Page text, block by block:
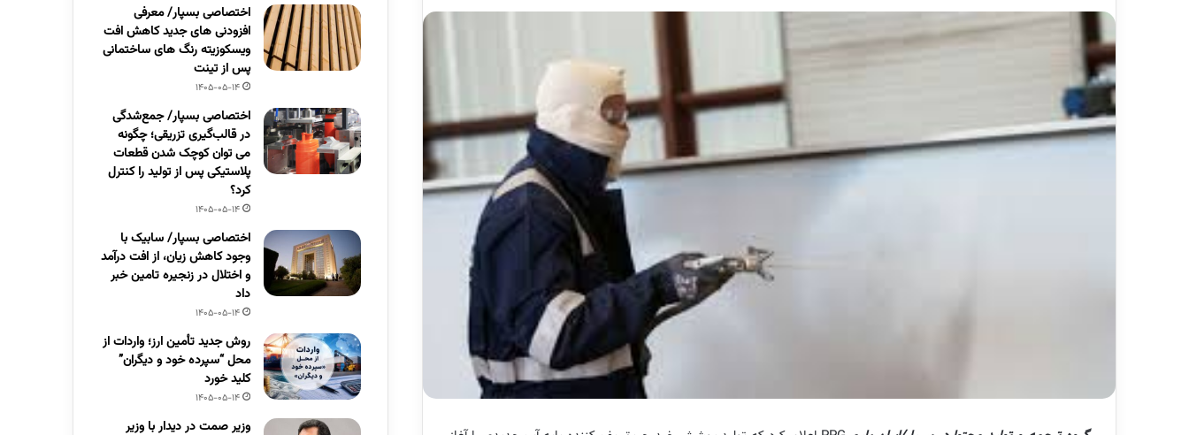
اختصاصی بسپار/ معرفی
افزودنی های جدید کاهش افت
ویسکوزیته رنگ های ساختمانی
پس از تینت
1405-05-14
اختصاصی بسپار/ جمع‌شدگی
در قالب‌گیری تزریقی؛ چگونه
می توان کوچک شدن قطعات
پلاستیکی پس از تولید را کنترل
کرد؟
1405-05-14
اختصاصی بسپار/ سابیک با
وجود کاهش زیان، از افت درآمد
و اختلال در زنجیره تامین خبر
داد
1405-05-14
روش جدید تأمین ارز؛ واردات از
محل “سپرده خود و دیگران”
کلید خورد
1405-05-14
وزیر صمت در دیدار با وزیر